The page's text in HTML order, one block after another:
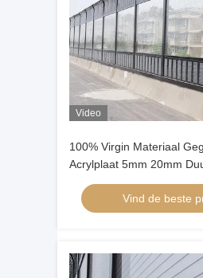
Video
100% Virgin Materiaal
Acrylplaat 5mm 20mm
Paneel voor Buiten
Vind de beste